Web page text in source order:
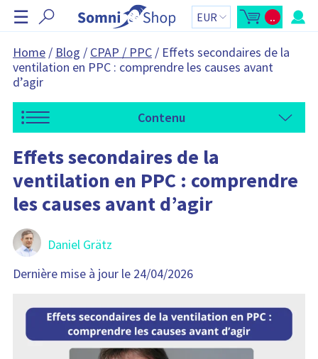
n
☰ O
u
r
i
r
l
p
ç
a
n
o
n
t
e
..
T
o
a
l
d
u
n
r
Home / Blog / CPAP / PPC / Effets secondaires de la
ventilation en PPC : comprendre les causes avant
d’agir
Contenu
Effets secondaires de la
ventilation en PPC : comprendre
les causes avant d’agir
Daniel Grätz
Dernière mise à jour le 24/04/2026